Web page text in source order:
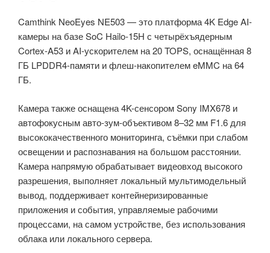
Camthink NeoEyes NE503 — это платформа 4K Edge AI-
камеры на базе SoC Hailo-15H с четырёхъядерным
Cortex-A53 и AI-ускорителем на 20 TOPS, оснащённая 8
ГБ LPDDR4-памяти и флеш-накопителем eMMC на 64
ГБ.
Камера также оснащена 4K-сенсором Sony IMX678 и
автофокусным авто-зум-объективом 8–32 мм F1.6 для
высококачественного мониторинга, съёмки при слабом
освещении и распознавания на большом расстоянии.
Камера напрямую обрабатывает видеовход высокого
разрешения, выполняет локальный мультимодельный
вывод, поддерживает контейнеризированные
приложения и события, управляемые рабочими
процессами, на самом устройстве, без использования
облака или локального сервера.